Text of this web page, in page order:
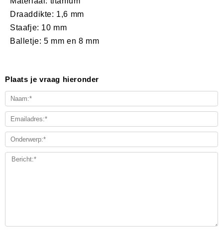
Draaddikte: 1,6 mm
Staafje: 10 mm
Balletje: 5 mm en 8 mm
Plaats je vraag hieronder